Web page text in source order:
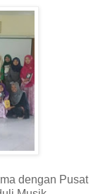
dengan Pusat